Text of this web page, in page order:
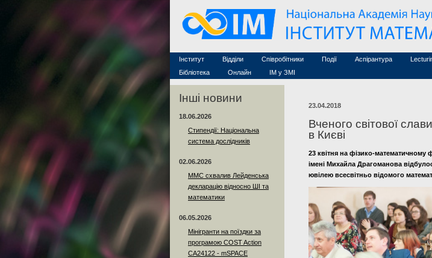
Інститут
Конкурси на посади
Науково-організаційна робота
Відділи Співробітники
Асоційовані дослідники
Технічний персонал
Події
Конференції (архів)
Курси з математики
Аспірантура
Бібліотека
MathSciNet
Публікації
Онлайн
ІМ у ЗМІ
Інші новини
18.06.2026
Стипендії: Національна
система дослідників
02.06.2026
ММС схвалив Лейденська
декларацію відносно ШІ та
математики
06.05.2026
Мінігранти на поїздки за
програмою COST Action
CA24122 - mSPACE
23.04.2018
Вченого світової
в Києві
23 квітня на фізико-математичному
імені Михайла Драгоманова
ювілею всесвітньо відомого